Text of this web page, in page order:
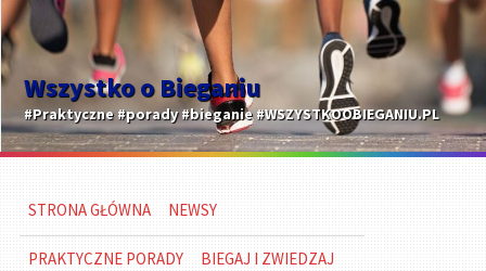
Wszystko o Bieganiu
#Praktyczne #porady #bieganie #WSZYSTKOOBIEGANIU.PL
STRONA GŁÓWNA NEWSY
PRAKTYCZNE PORADY BIEGAJ I ZWIEDZAJ